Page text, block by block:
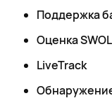
Поддержка
Оценка
LiveTrack